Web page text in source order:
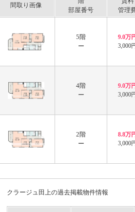
間取り画像
部屋番号
管理
5階
ー
9.0万
3,000
4階
ー
9.0万
3,000
2階
ー
8.8万
3,000
クラージュ田上の過去掲載物件情報